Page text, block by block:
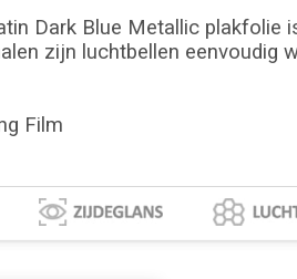
Dark Blue Metallic
zijn luchtbellen eenvoudig
Film